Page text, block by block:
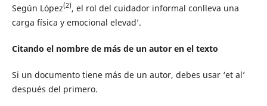
Según López(2), el rol del cuidador informal conlleva una
carga física y emocional elevad’.
Citando el nombre de más de un autor en el texto
Si un documento tiene más de un autor, debes usar ‘et al’
después del primero.